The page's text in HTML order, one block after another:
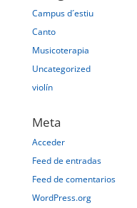
Campus d´estiu
Canto
Musicoterapia
Uncategorized
violín
Meta
Acceder
Feed de entradas
Feed de comentarios
WordPress.org